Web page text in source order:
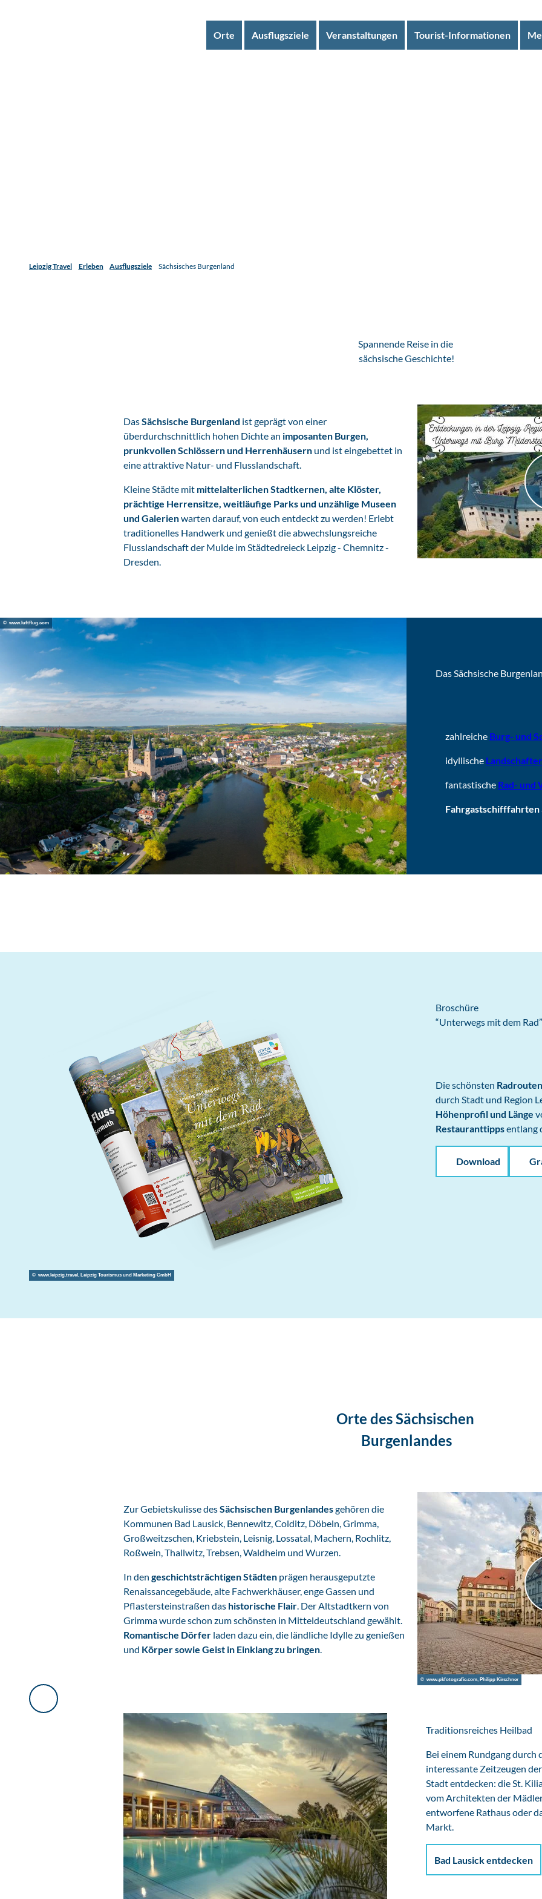
Orte Ausflugsziele Veranstaltungen Tourist-Informationen
Leipzig Travel Erleben Ausflugsziele Sächsisches Burgenland
Spannende Reise in die
sächsische Geschichte!
DasSächsische Burgenland ist geprägt von einer
überdurchschnittlich hohen Dichte an imposanten Burgen,
prunkvollen Schlössern und Herrenhäusern und ist eingebettet in
eine attraktive Natur- und Flusslandschaft.
Kleine Städte mit mittelalterlichen Stadtkernen, alte Klöster,
prächtige Herrensitze, weitläufige Parks und unzählige Museen
und Galerienwarten darauf, von euch entdeckt zu werden! Erlebt
traditionelles Handwerk und genießt die abwechslungsreiche
Flusslandschaft der Mulde im Städtedreieck Leipzig - Chemnitz -
Dresden.
© www.luftflug.com
Das Sächsische
zahlreiche Burg- und
idyllische
fantastische Rad- und
Fahrgastschifffahrten
© www.leipzig.travel, Leipzig Tourismus und Marketing GmbH
Broschüre
“Unterwegs mit dem Rad”
Die schönsten
durch Stadt und Region
Höhenprofil und Länge
Restauranttippsentlang
Download
Orte des Sächsischen
Burgenlandes
© www.pkfotografie.com, Philipp Kirschner
Zur Gebietskulisse desSächsischen Burgenlandesgehören die
Kommunen Bad Lausick, Bennewitz, Colditz, Döbeln, Grimma,
Großweitzschen, Kriebstein, Leisnig, Lossatal, Machern, Rochlitz,
Roßwein, Thallwitz, Trebsen, Waldheim und Wurzen.
In den geschichtsträchtigen Städten prägen herausgeputzte
Renaissancegebäude, alte Fachwerkhäuser, enge Gassen und
Pflastersteinstraßen das historische Flair. Der Altstadtkern von
Grimma wurde schon zum schönsten in Mitteldeutschland gewählt.
Romantische Dörfer laden dazu ein, die ländliche Idylle zu genießen
und Körper sowie Geist in Einklang zu bringen.
Traditionsreiches Heilbad
Bei einem Rundgang durch
interessante Zeitzeugen
Stadt entdecken: die St.
vom Architekten der
entworfene Rathaus oder
Markt.
Bad Lausick entdecken